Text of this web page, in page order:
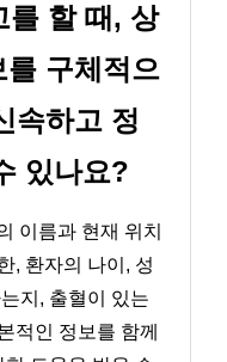
를 할 때, 상
를 구체적으
속하고 정
있나요?
이름과 현재 위치
, 환자의 나이, 성
지, 출혈이 있는
적인 정보를 함께